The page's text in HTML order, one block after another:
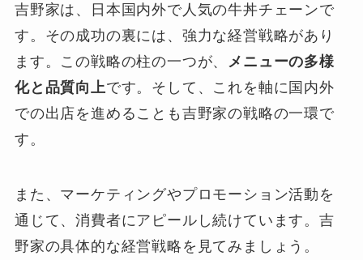
吉野家は、日本国内外で人気の牛丼チェーンで
す。その成功の裏には、強力な経営戦略があり
ます。この戦略の柱の一つが、
メニューの多様
化と品質向上です。そして、これを軸に国内外
での出店を進めることも吉野家の戦略の一環で
す。
また、マーケティングやプロモーション活動を
通じて、消費者にアピールし続けています。吉
野家の具体的な経営戦略を見てみましょう。